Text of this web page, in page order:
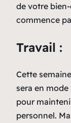
de votre
commence
Travail :
Cette
sera en
pour
personnel.